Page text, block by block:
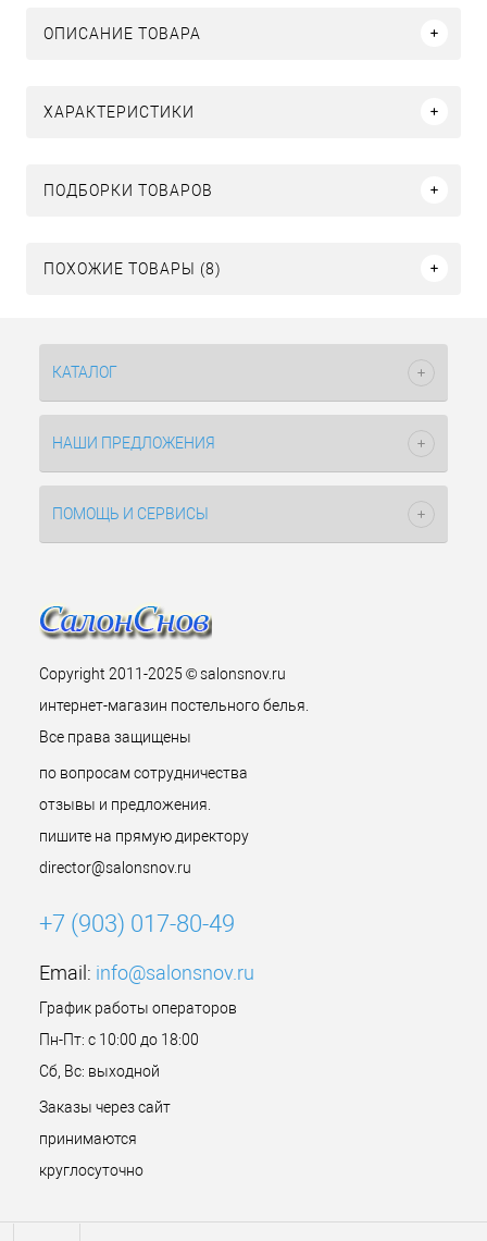
ОПИСАНИЕ ТОВАРА
ХАРАКТЕРИСТИКИ
ПОДБОРКИ ТОВАРОВ
ПОХОЖИЕ ТОВАРЫ (8)
КАТАЛОГ
НАШИ ПРЕДЛОЖЕНИЯ
ПОМОЩЬ И СЕРВИСЫ
Copyright 2011-2025 © salonsnov.ru
интернет-магазин постельного белья.
Все права защищены
по вопросам сотрудничества
отзывы и предложения.
пишите на прямую директору
director@salonsnov.ru
+7 (903) 017-80-49
Email: info@salonsnov.ru
График работы операторов
Пн-Пт: с 10:00 до 18:00
Сб, Вс: выходной
Заказы через сайт
принимаются
круглосуточно